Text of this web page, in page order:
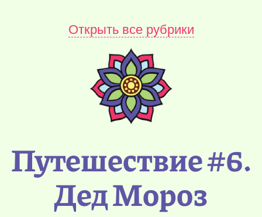
Открыть все рубрики
Путешествие #6.
Дед Мороз